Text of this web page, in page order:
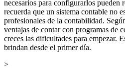
necesarios para configurarlos pueden
recuerda que un sistema contable no
profesionales de la contabilidad.
ventajas de contar con programas de
creces las dificultades para empezar.
brindan desde el primer día.
>